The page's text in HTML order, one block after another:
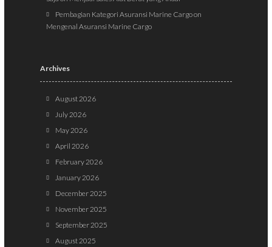
Pembagian Kategori Asuransi Marine Cargoon
Mengenal Asuransi Marine Cargo
Archives
August 2026
July 2026
May 2026
April 2026
February 2026
January 2026
December 2025
November 2025
September 2025
August 2025